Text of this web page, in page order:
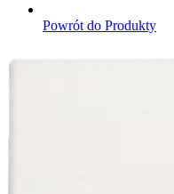
Powrót do Produkty